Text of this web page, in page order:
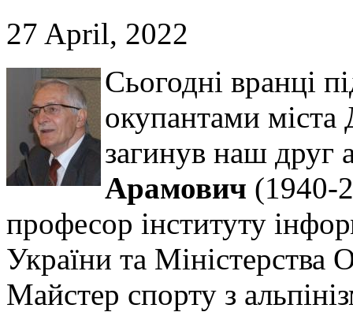
27 April, 2022
Сьогодні вранці
окупантами міста
загинув наш друг
Арамович (1940-
професор інституту
України та Міністерства
Майстер спорту з